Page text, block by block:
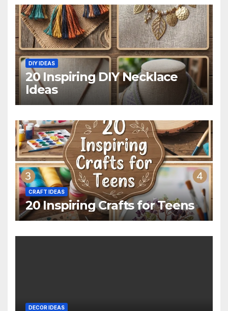
DIY IDEAS
20 Inspiring DIY Necklace
Ideas
CRAFT IDEAS
20 Inspiring Crafts for Teens
DECOR IDEAS